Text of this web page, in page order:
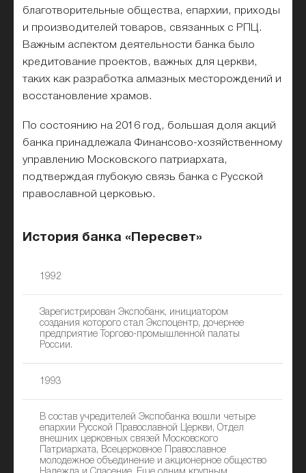
благотворительные общества, епархии, приходы
и производителей товаров, связанных с РПЦ.
Важным аспектом деятельности банка было
кредитование проектов, важных для церкви,
таких как разработка алмазных месторождений и
восстановление храмов.
По состоянию на 2016 год, большая доля акций
банка принадлежала Финансово-хозяйственному
управлению Московского патриархата,
подтверждая глубокую связь банка с Русской
православной церковью.
История банка «Пересвет»
1992
Зарегистрирован Экспобанк, инициатором
создания которого стал Экспоцентр, дочернее
предприятие Торгово-промышленной палаты
России.
1993
В состав учредителей Экспобанка вошли четыре
епархии Русской Православной Церкви, Отдел
внешних церковных связей Московского
Патриархата, Всецерковное Православное
молодежное объединение и акционерное общество